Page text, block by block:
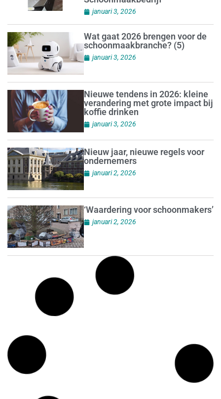
januari 3, 2026
Wat gaat 2026 brengen voor de
schoonmaakbranche? (5)
januari 3, 2026
Nieuwe tendens in 2026: kleine
verandering met grote impact bij
koffie drinken
januari 3, 2026
Nieuw jaar, nieuwe regels voor
ondernemers
januari 2, 2026
‘Waardering voor schoonmakers’
januari 2, 2026